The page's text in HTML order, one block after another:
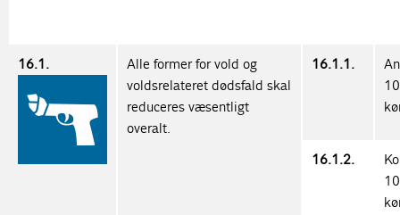
16.1.
Alle former for vold og
voldsrelateret dødsfald skal
reduceres væsentligt
overalt.
16.1.1.
16.1.2.